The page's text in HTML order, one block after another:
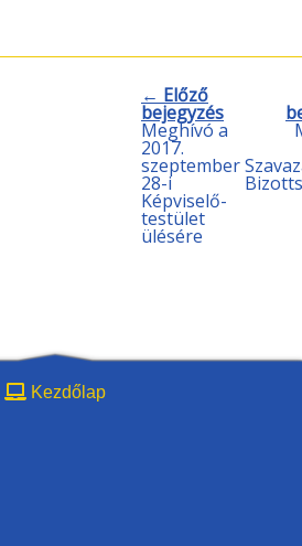
← Előző
bejegyzés
Meghívó a
2017.
szeptember
28-i
Képviselő-
testület
ülésére
Kezdőlap